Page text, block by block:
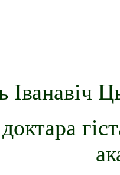
Іванавіч